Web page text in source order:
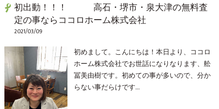
初出動！！！ 高石・堺市・泉大津の無料査
定の事ならココロホーム株式会社
2021/03/09
初めまして。こんにちは！本日より、ココロ
ホーム株式会社でお世話になりなります、舩
冨美由樹です。初めての事が多いので、分か
らない事だらけです…